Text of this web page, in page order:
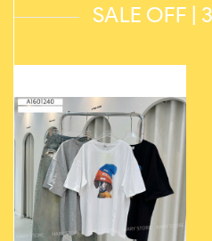
SALE OFF |